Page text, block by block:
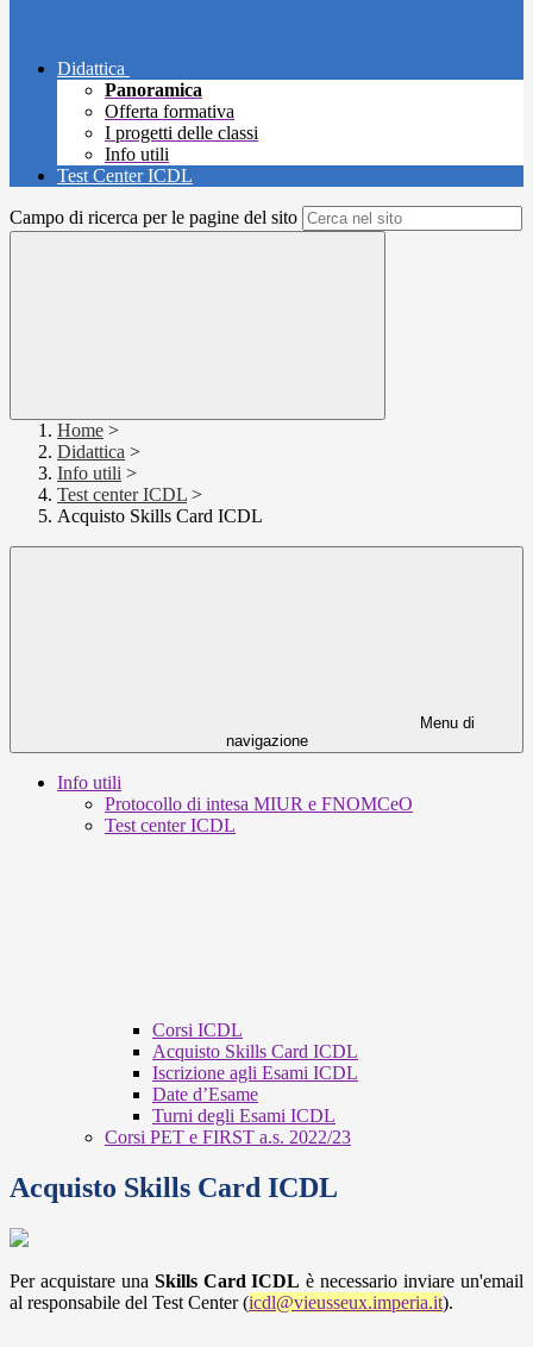
Didattica
Panoramica
Offerta formativa
I progetti delle classi
Info utili
Test Center ICDL
Campo di ricerca per le pagine del sito
Home >
Didattica >
Info utili >
Test center ICDL >
Acquisto Skills Card ICDL
Menu di
navigazione
Info utili
Protocollo di intesa MIUR e FNOMCeO
Test center ICDL
Corsi ICDL
Acquisto Skills Card ICDL
Iscrizione agli Esami ICDL
Date d’Esame
Turni degli Esami ICDL
Corsi PET e FIRST a.s. 2022/23
Acquisto Skills Card ICDL
Per acquistare una Skills Card ICDL è necessario inviare un'email
al responsabile del Test Center (icdl@vieusseux.imperia.it).